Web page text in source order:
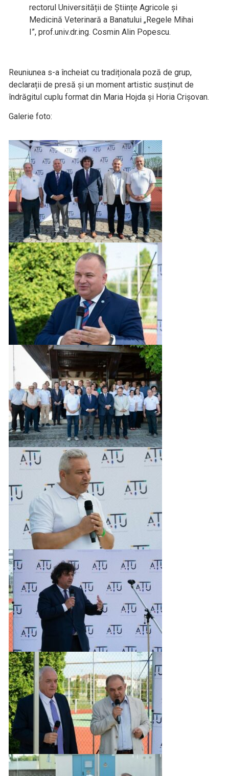
rectorul Universității de Științe Agricole și
Medicină Veterinară a Banatului „Regele Mihai
I”, prof.univ.dr.ing. Cosmin Alin Popescu.
Reuniunea s-a încheiat cu tradiționala poză de grup,
declarații de presă și un moment artistic susținut de
îndrăgitul cuplu format din Maria Hojda și Horia Crișovan.
Galerie foto: